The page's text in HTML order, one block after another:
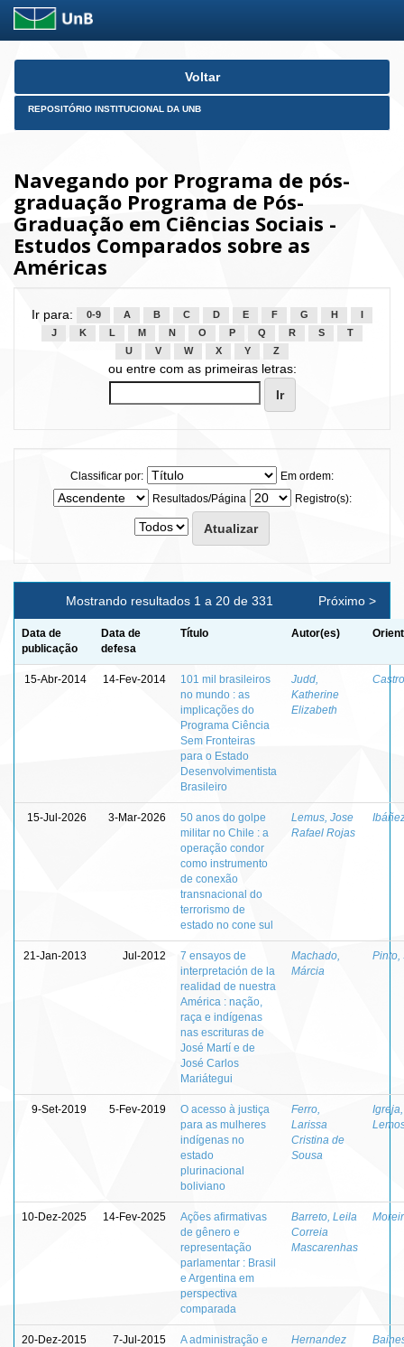
Skip
Voltar
REPOSITÓRIO INSTITUCIONAL DA UNB
Navegando por Programa de pós-
graduação Programa de Pós-
Graduação em Ciências Sociais -
Estudos Comparados sobre as
Américas
Ir para: 0-9 A B C D E F G H
J
K L M N O P Q R S
T
U
V W X Y Z
ou entre com as primeiras letras:
Classificar por:
Em ordem:
Resultados/Página
Registro(s):
Mostrando resultados 1 a 20 de 331 Próximo >
Data de
publicação
Data de
defesa
Título Autor(es)
15-Abr-2014 14-Fev-2014
101 mil brasileiros
no mundo : as
implicações do
Programa Ciência
Sem Fronteiras
para o Estado
Desenvolvimentista
Brasileiro
Judd,
Katherine
Elizabeth
15-Jul-2026 3-Mar-2026
50 anos do golpe
militar no Chile : a
operação condor
como instrumento
de conexão
transnacional do
terrorismo de
estado no cone sul
Lemus, Jose
Rafael Rojas
21-Jan-2013 Jul-2012
7 ensayos de
interpretación de la
realidad de nuestra
América : nação,
raça e indígenas
nas escrituras de
José Martí e de
José Carlos
Mariátegui
Machado,
Márcia
Pinto,
9-Set-2019 5-Fev-2019
O acesso à justiça
para as mulheres
indígenas no
estado
plurinacional
boliviano
Ferro,
Larissa
Cristina de
Sousa
10-Dez-2025 14-Fev-2025
Ações afirmativas
de gênero e
representação
parlamentar : Brasil
e Argentina em
perspectiva
comparada
Barreto, Leila
Correia
Mascarenhas
20-Dez-2015 7-Jul-2015
A administração e
Hernandez